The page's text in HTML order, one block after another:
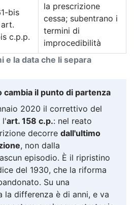
e la data che li separa
bis
c.p.p.
la prescrizione
cessa; subentrano i
termini di
improcedibilità
cambia il punto di partenza
2020 il correttivo del
l'art. 158 c.p.: nel reato
decorre dall'ultimo
, non dalla
episodio. È il ripristino
del 1930, che la riforma
Su una
la differenza è di anni, e va